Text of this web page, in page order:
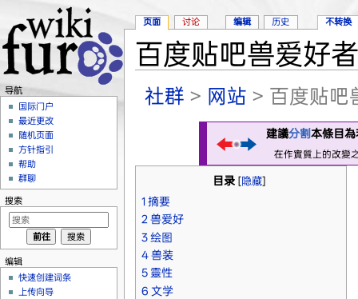
百度贴吧兽爱好
社群 > 网站 > 百度贴吧
建議分割本條目
在作實質上的改變
目录 [隐藏]
1 摘要
2 兽爱好
3 绘图
4 兽装
5 靈性
6 文学
页面 讨论 编辑 历史 不转换
导航
国际门户
最近更改
随机页面
方针指引
帮助
群聊
搜索
编辑
快速创建词条
上传向导